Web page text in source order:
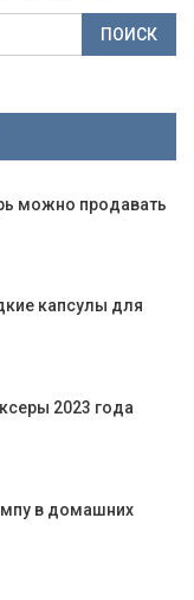
можно продавать
капсулы для
2023 года
в домашних